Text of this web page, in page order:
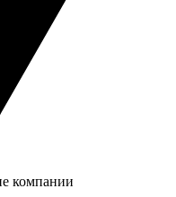
компании